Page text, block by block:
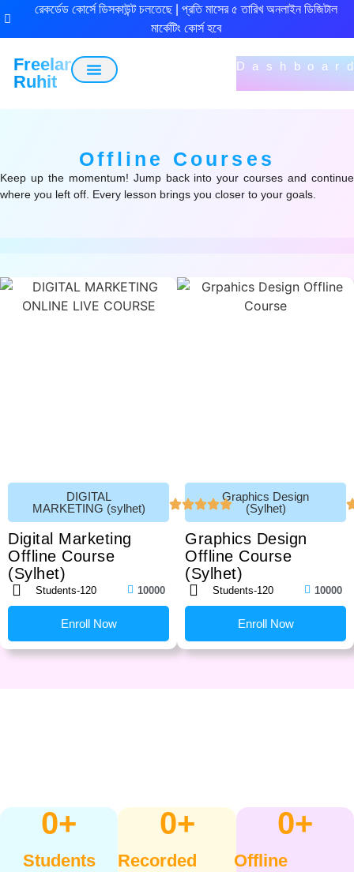
রেকর্ডেড কোর্সে ডিসকাউন্ট চলতেছে | প্রতি মাসের ৫ তারিখ অনলাইন ডিজিটাল
মার্কেটিং কোর্স হবে
Freelancer
Ruhit
Offline Courses
Keep up the momentum! Jump back into your courses and continue
where you left off. Every lesson brings you closer to your goals.
DIGITAL
MARKETING (sylhet)
Digital Marketing
Offline Course
(Sylhet)
Students-120 10000
Enroll Now
Graphics Design
(Sylhet)
Graphics Design
Offline Course
(sylhet)
Students-120 10000
Enroll Now
Students
0+
Recorded
0+
Offline
0+